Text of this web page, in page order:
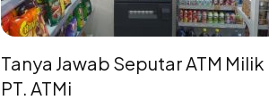
Tanya Jawab Seputar ATM Milik
PT. ATMi